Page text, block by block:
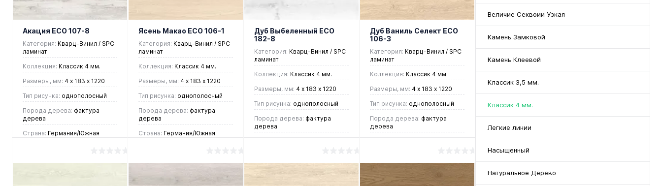
Величие Секвоии Узкая
Камень Замковой
Камень Клеевой
Классик 3,5 мм.
Классик 4 мм.
Легкие линии
Насыщенный
Натуральное Дерево
Акация ЕСО 107-8
Категория: Кварц-Винил / SPC
ламинат
Коллекция: Классик 4 мм.
Размеры, мм: 4 х 183 х 1220
Тип рисунка: однополосный
Порода дерева: фактура
дерева
Страна: Германия/Южная
2 448 руб./ м2
Ясень Макао ЕСО 106-1
Категория: Кварц-Винил / SPC
ламинат
Коллекция: Классик 4 мм.
Размеры, мм: 4 х 183 х 1220
Тип рисунка: однополосный
Порода дерева: фактура
дерева
Страна: Германия/Южная
2 448 руб./ м2
Дуб Выбеленный ЕСО
182-8
Категория: Кварц-Винил / SPC
ламинат
Коллекция: Классик 4 мм.
Размеры, мм: 4 х 183 х 1220
Тип рисунка: однополосный
Порода дерева: фактура
дерева
/ м2
Дуб Ваниль Селект ЕСО
106-3
Категория: Кварц-Винил / SPC
ламинат
Коллекция: Классик 4 мм.
Размеры, мм: 4 х 183 х 1220
Тип рисунка: однополосный
Порода дерева: фактура
дерева
/ м2